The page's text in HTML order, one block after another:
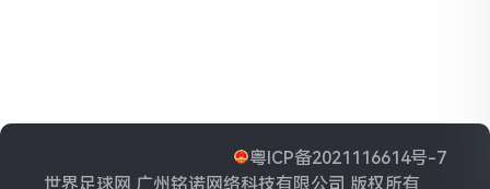
粤ICP备2021116614号-7
世界足球网 广州铭诺网络科技有限公司 版权所有